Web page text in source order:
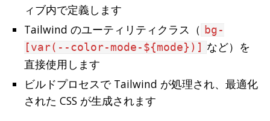
ィブ内で定義します
Tailwind のユーティリティクラス（ bg-
[var(--color-mode-${mode})] など）を
直接使用します
ビルドプロセスで Tailwind が処理され、最適化
された CSS が生成されます